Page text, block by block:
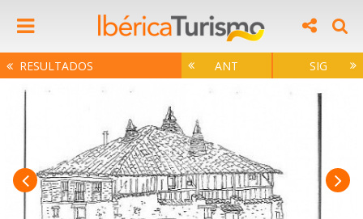
RESULTADOS ANT SIG